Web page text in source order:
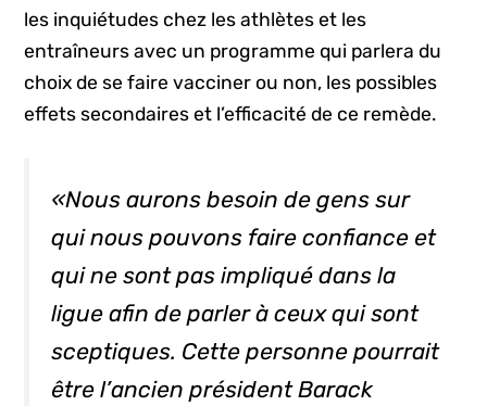
les inquiétudes chez les athlètes et les
entraîneurs avec un programme qui parlera du
choix de se faire vacciner ou non, les possibles
effets secondaires et l’efficacité de ce remède.
«Nous aurons besoin de gens sur
qui nous pouvons faire confiance et
qui ne sont pas impliqué dans la
ligue afin de parler à ceux qui sont
sceptiques. Cette personne pourrait
être l’ancien président Barack